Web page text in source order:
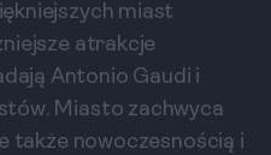
miast
atrakcje
Antonio Gaudi i
Miasto zachwyca
także nowoczesnością i